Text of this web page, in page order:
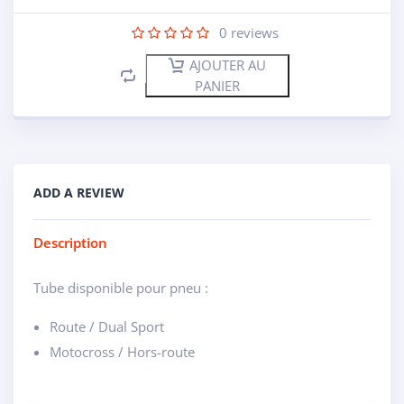
0 reviews
AJOUTER AU
PANIER
ADD A REVIEW
Description
Tube disponible pour pneu :
Route / Dual Sport
Motocross / Hors-route